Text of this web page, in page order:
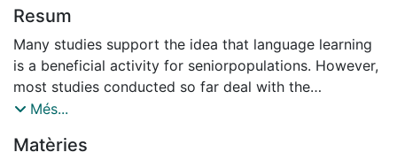
Resum
Many studies support the idea that language learning
is a beneficial activity for seniorpopulations. However,
most studies conducted so far deal with the
acquisition of English as asecond language and age-
analysed theacquisition of other languages with a
Més...
Matèries